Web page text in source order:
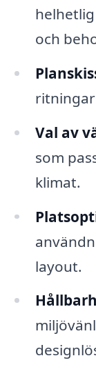
och
Val av
som
klimat.
layout.